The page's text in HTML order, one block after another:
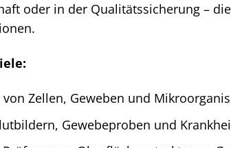
oder in der Qualitätssicherung –
Zellen, Geweben und
Gewebeproben und